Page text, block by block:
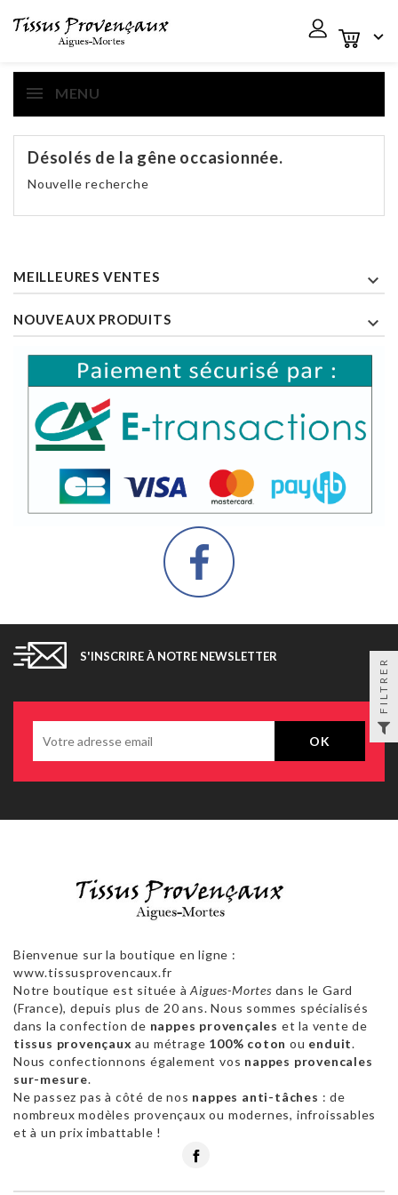

MENU
Désolés de la gêne occasionnée.
Nouvelle recherche
MEILLEURES VENTES 
NOUVEAUX PRODUITS 
S'INSCRIRE À NOTRE NEWSLETTER
Bienvenue sur la boutique en ligne :
www.tissusprovencaux.fr
Notre boutique est située àAigues-Mortes dans le Gard
(France), depuis plus de 20 ans. Nous sommes spécialisés
dans la confection de nappes provençales et la vente de
tissus provençaux au métrage 100% coton ou enduit.
Nous confectionnons également vos nappes provencales
sur-mesure.
Ne passez pas à côté de nos nappes anti-tâches : de
nombreux modèles provençaux ou modernes, infroissables
et à un prix imbattable !
FILTRER